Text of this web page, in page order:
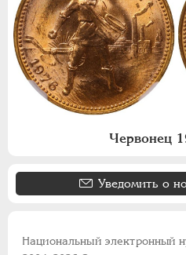
Червонец
Уведомить о
Национальный электронный